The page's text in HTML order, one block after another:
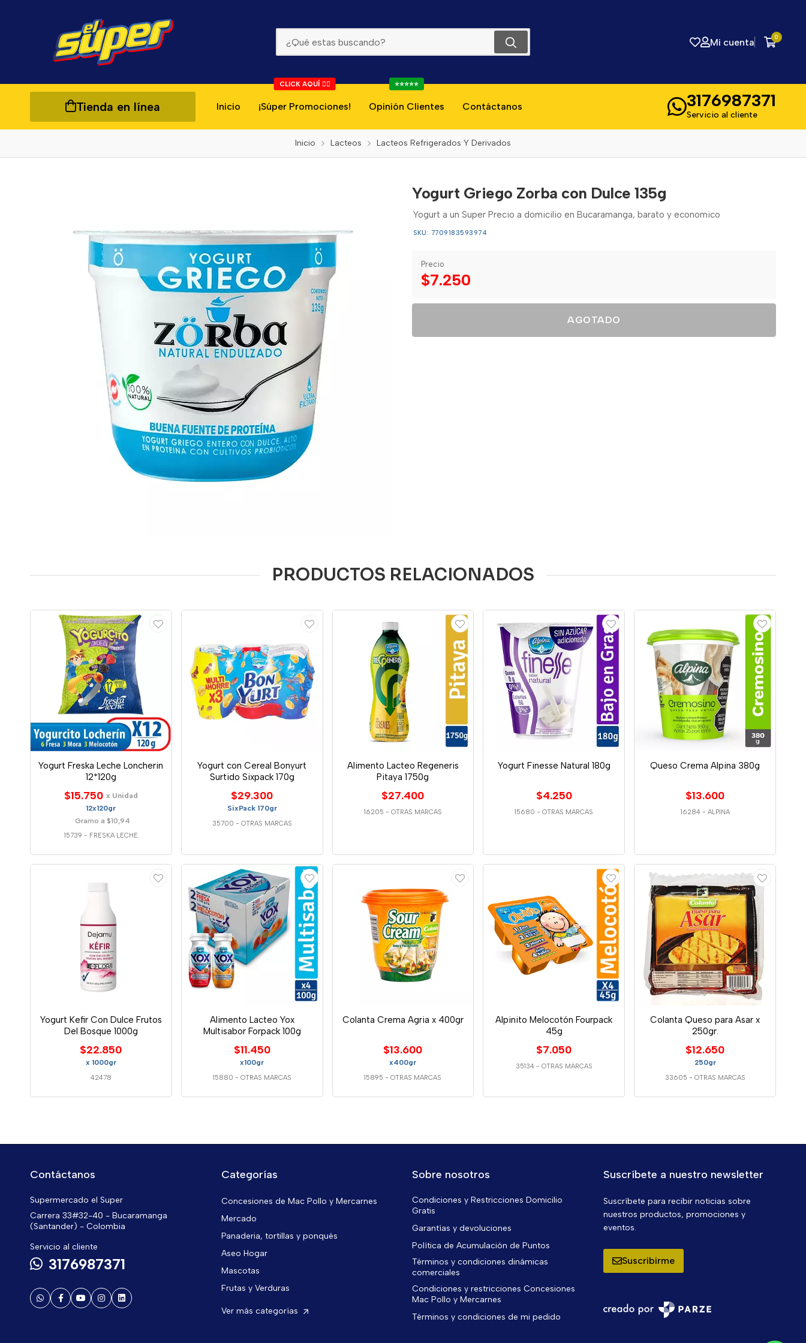
Mi cuenta 0
Tienda en línea Inicio ¡Súper Promociones!
CLICK AQUÍ 👇🏻
Opinión Clientes
⭐⭐⭐⭐⭐
Contáctanos 3176987371
Servicio al cliente
Inicio Lacteos Lacteos Refrigerados Y Derivados
Yogurt Griego Zorba con Dulce 135g
Yogurt a un Super Precio a domicilio en Bucaramanga, barato y economico
SKU: 7709183593974
Precio
$7.250
AGOTADO
PRODUCTOS RELACIONADOS
Yogurt Freska Leche Loncherin
12*120g
$15.750 x Unidad
12x120gr
Gramo a $10,94
15739 - FRESKA LECHE
Yogurt con Cereal Bonyurt
Surtido Sixpack 170g
$29.300
SixPack 170gr
35700 - OTRAS MARCAS
Alimento Lacteo Regeneris
Pitaya 1750g
$27.400
16205 - OTRAS MARCAS
Yogurt Finesse Natural 180g
$4.250
15680 -OTRAS MARCAS
Queso Crema Alpina 380g
$13.600
16284 - ALPINA
Yogurt Kefir Con Dulce Frutos
Del Bosque 1000g
$22.850
x 1000gr
42478
Alimento Lacteo Yox
Multisabor Forpack 100g
$11.450
x100gr
15880 - OTRAS MARCAS
Colanta Crema Agria x 400gr
$13.600
x400gr
15895 -OTRAS MARCAS
Alpinito Melocotón Fourpack
45g
$7.050
35134 - OTRAS MARCAS
Colanta Queso para Asar x
250gr.
$12.650
250gr
33605 - OTRAS MARCAS
Contáctanos
Supermercado el Super
Carrera 33#32-40 - Bucaramanga
(Santander) - Colombia
Servicio al cliente
3176987371
Categorías
Concesiones de Mac Pollo y Mercarnes
Mercado
Panaderia, tortillas y ponqués
Aseo Hogar
Mascotas
Frutas y Verduras
Ver más categorías
Sobre nosotros
Condiciones y Restricciones Domicilio
Gratis
Garantías y devoluciones
Política de Acumulación de Puntos
Términos y condiciones dinámicas
comerciales
Condiciones y restricciones Concesiones
Mac Pollo y Mercarnes
Términos y condiciones de mi pedido
Suscríbete a nuestro newsletter
Suscríbete para recibir noticias sobre
nuestros productos, promociones y
eventos.
Suscribirme